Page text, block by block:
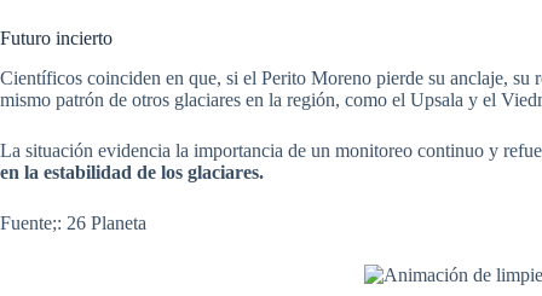
Futuro incierto
Científicos coinciden en que, si el Perito Moreno pierde su anclaje, su
mismo patrón de otros glaciares en la región, como el Upsala y el
La situación evidencia la importancia de un monitoreo continuo y
en la estabilidad de los glaciares.
Fuente;: 26 Planeta